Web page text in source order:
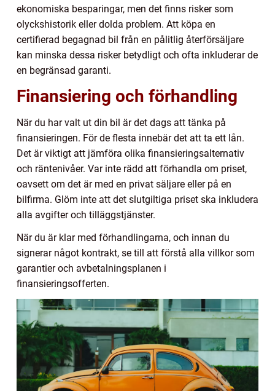
ekonomiska besparingar, men det finns risker som
olyckshistorik eller dolda problem. Att köpa en
certifierad begagnad bil från en pålitlig återförsäljare
kan minska dessa risker betydligt och ofta inkluderar de
en begränsad garanti.
Finansiering och förhandling
När du har valt ut din bil är det dags att tänka på
finansieringen. För de flesta innebär det att ta ett lån.
Det är viktigt att jämföra olika finansieringsalternativ
och räntenivåer. Var inte rädd att förhandla om priset,
oavsett om det är med en privat säljare eller på en
bilfirma. Glöm inte att det slutgiltiga priset ska inkludera
alla avgifter och tilläggstjänster.
När du är klar med förhandlingarna, och innan du
signerar något kontrakt, se till att förstå alla villkor som
garantier och avbetalningsplanen i
finansieringsofferten.